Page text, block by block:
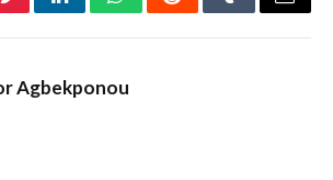
PinterestLinkedInWhatsAppRedditTumblrEmail
Agbekponou